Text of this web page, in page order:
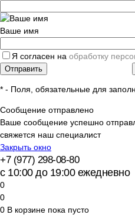
Ваше имя
Я согласен на обработку
* - Поля, обязательные для
Сообщение отправлено
Ваше сообщение успешно
свяжется наш специалист
Закрыть окно
+7 (977) 298-08-80
с 10:00 до 19:00 ежедневно
0
0
0 В корзине пока пусто